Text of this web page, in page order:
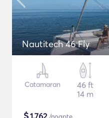
Nautitech 46 Fly
Catamaran
46 ft
14 m
1,762